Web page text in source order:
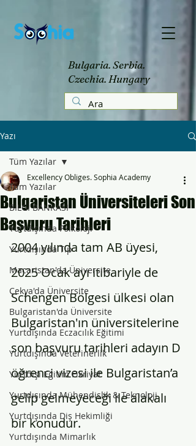
Bulgaria. Serbia.
Czechia. Hungary
Yazı
Tüm Yazılar
BİLGİ BANKASI
Yurtdışında Psikoloji
Yurtdışında Tıp
Macaristan'da Üniversite
Çekya'da Üniversite
Bulgaristan'da Üniversite
Yurtdışında Eczacılık Eğitimi
Yurtdışında Veterinerlik
Yurtdışı Eğitim Fikriyat
Yurtdışında Mühendislik & Teknoloji
Yurtdışında Diş Hekimliği
Yurtdışında Mimarlık
Tüm Yazılar
Bulgaristan Üniversiteleri Son
Başvuru Tarihleri
Excellency Obliges. Sophia Academy
2004 yılında tam AB üyesi,
2025 Ocak ayı itibariyle de
Schengen Bölgesi ülkesi olan
Bulgaristan'ın üniversitelerine
son başvuru tarihleri adayın D
öğrenci vizesi ile Bulgaristan’a
gelip gelmeyeceği ile alakalı
bir konudur.